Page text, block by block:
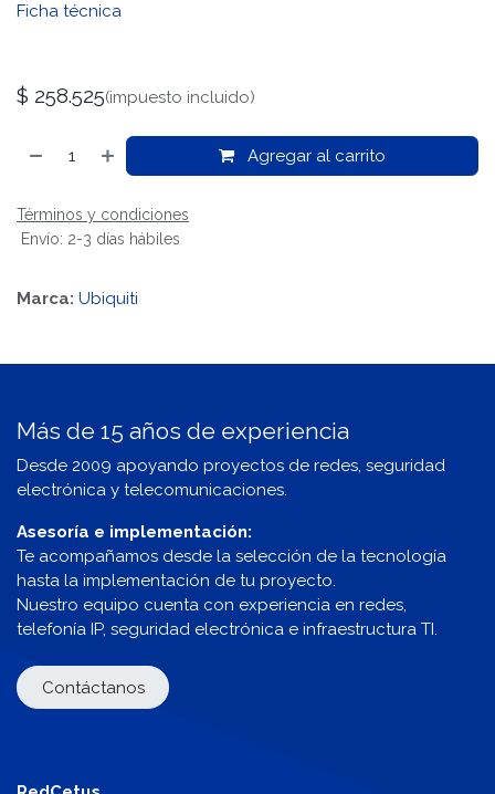
Ficha técnica
$ 258.525(impuesto incluido)
Agregar al carrito
Términos y condiciones
Envío: 2-3 días hábiles
Marca: Ubiquiti
Más de 15 años de experiencia
Desde 2009 apoyando proyectos de redes, seguridad
electrónica y telecomunicaciones.
Asesoría e implementación:
Te acompañamos desde la selección de la tecnología
hasta la implementación de tu proyecto.
Nuestro equipo cuenta con experiencia en redes,
telefonía IP, seguridad electrónica e infraestructura TI.
Contáctanos